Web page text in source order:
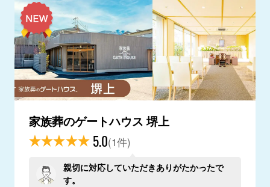
家族葬のゲートハウス 堺上
5.0(1件)
親切に対応していただきありがたかったで
す。